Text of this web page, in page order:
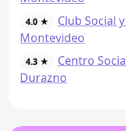
4.0 ★
Club Social
Montevideo
4.3 ★
Centro
Durazno